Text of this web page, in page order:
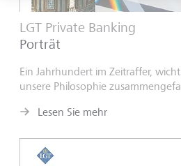
LGT Private Banking
Porträt
Ein Jahrhundert im Zeitraffer,
unsere Philosophie
Lesen Sie mehr